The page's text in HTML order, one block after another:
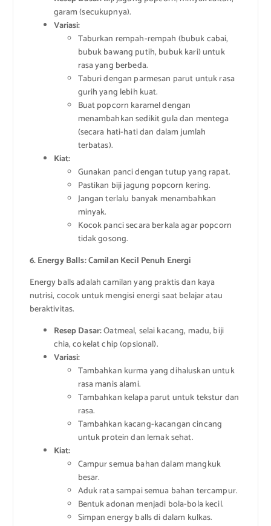
garam (secukupnya).
Variasi:
Taburkan rempah-rempah (bubuk cabai,
bubuk bawang putih, bubuk kari) untuk
rasa yang berbeda.
Taburi dengan parmesan parut untuk rasa
gurih yang lebih kuat.
Buat popcorn karamel dengan
menambahkan sedikit gula dan mentega
(secara hati-hati dan dalam jumlah
terbatas).
Kiat:
Gunakan panci dengan tutup yang rapat.
Pastikan biji jagung popcorn kering.
Jangan terlalu banyak menambahkan
minyak.
Kocok panci secara berkala agar popcorn
tidak gosong.
6. Energy Balls: Camilan Kecil Penuh Energi
Energy balls adalah camilan yang praktis dan kaya
nutrisi, cocok untuk mengisi energi saat belajar atau
beraktivitas.
Resep Dasar:Oatmeal, selai kacang, madu, biji
chia, cokelat chip (opsional).
Variasi:
Tambahkan kurma yang dihaluskan untuk
rasa manis alami.
Tambahkan kelapa parut untuk tekstur dan
rasa.
Tambahkan kacang-kacangan cincang
untuk protein dan lemak sehat.
Kiat:
Campur semua bahan dalam mangkuk
besar.
Aduk rata sampai semua bahan tercampur.
Bentuk adonan menjadi bola-bola kecil.
Simpan energy balls di dalam kulkas.